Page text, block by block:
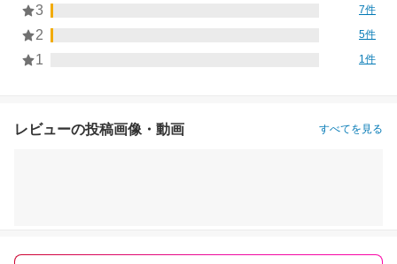
3 7件
2 5件
1 1件
レビューの投稿画像・動画 すべてを見る